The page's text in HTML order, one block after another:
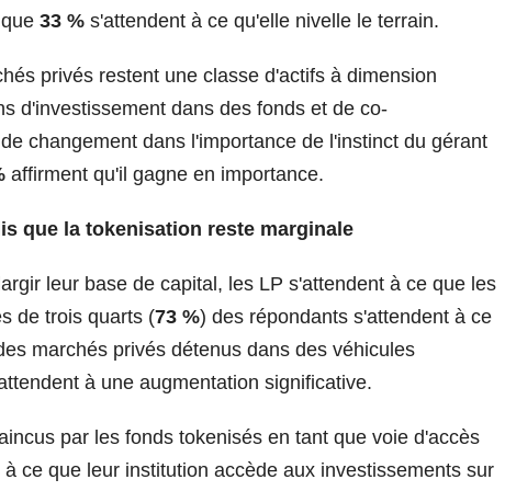
33 % s'attendent à ce qu'elle nivelle le terrain.
privés restent une classe d'actifs à dimension
d'investissement dans des fonds et de co-
changement dans l'importance de l'instinct du gérant
affirment qu'il gagne en importance.
que la tokenisation reste marginale
leur base de capital, les LP s'attendent à ce que les
de trois quarts (73 %) des répondants s'attendent à ce
marchés privés détenus dans des véhicules
à une augmentation significative.
par les fonds tokenisés en tant que voie d'accès
ce que leur institution accède aux investissements sur